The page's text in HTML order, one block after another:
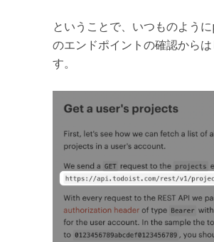
ということで、いつものよう
のエンドポイントの確認からは
す。